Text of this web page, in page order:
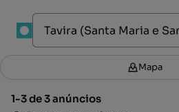
Filtros 3
1-3 de 3 anúncios
Mapa
1-3 de 3 anúncios